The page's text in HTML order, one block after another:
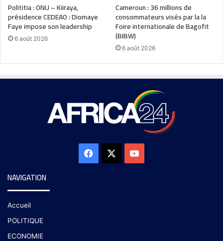
Polititia : ONU – Kiiraya,
présidence CEDEAO : Diomaye
Faye impose son leadership
6 août 2026
Cameroun : 36 millions de
consommateurs visés par la la
Foire internationale de Bagofit
(BIBW)
6 août 2026
NAVIGATION
Accueil
POLITIQUE
ECONOMIE